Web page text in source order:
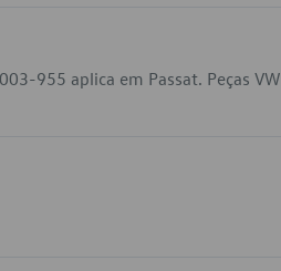
955 aplica em Passat. Peças VW